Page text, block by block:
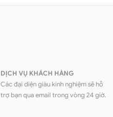
DỊCH VỤ KHÁCH HÀNG
Các đại diện giàu kinh nghiệm sẽ hỗ
trợ bạn qua email trong vòng 24 giờ.